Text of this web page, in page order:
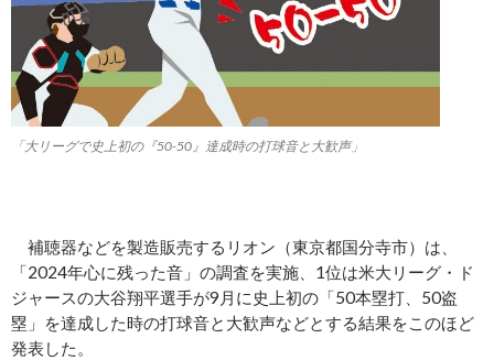
「大リーグで史上初の『50-50』達成時の打球音と大歓声」
補聴器などを製造販売するリオン（東京都国分寺市）は、
「2024年心に残った音」の調査を実施、1位は米大リーグ・ド
ジャースの大谷翔平選手が9月に史上初の「50本塁打、50盗
塁」を達成した時の打球音と大歓声などとする結果をこのほど
発表した。